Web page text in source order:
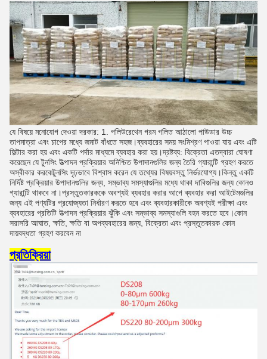
যে বিষয়ে মনোযোগ দেওয়া দরকার: 1. পলিউরেথেন গরম গলিত আঠালো পাউডার উচ্চ
তাপমাত্রা এবং চাপের মধ্যে জমাট বাঁধতে সহজ।ব্যবহারের সময় সংমিশ্রণ পাওয়া যায় এবং এটি
ফিল্টার করা হয় এবং একটি পর্দার মাধ্যমে ব্যবহার করা হয়।দ্রষ্টব্য: বিক্রেতা এতদ্বারা ঘোষণা
করেছেন যে টুনসিং উত্পাদন প্রক্রিয়ার অনিশ্চিত উপাদানগুলির জন্য তৈরি গ্যারান্টি গ্রহণ করতে
অস্বীকার করবে৷টুনসিং দৃঢ়ভাবে বিশ্বাস করেন যে তথ্যের বিষয়বস্তু নির্ভরযোগ্য।কিন্তু একটি
নির্দিষ্ট প্রক্রিয়ার উপাদানগুলির জন্য, সম্ভাব্য সমস্যাগুলির মধ্যে থাকা দাবিগুলির জন্য কোনও
গ্যারান্টি থাকবে না।প্রস্তুতকারককে অবশ্যই ব্যবহার করার আগে ব্যবহার করা আইটেমগুলির
জন্য এই পণ্যটির প্রযোজ্যতা নির্ধারণ করতে হবে এবং ব্যবহারকারীকে অবশ্যই পরীক্ষা এবং
ব্যবহারের প্রতিটি উত্পাদন প্রক্রিয়ার ঝুঁকি এবং সম্ভাব্য সমস্যাগুলি বহন করতে হবে।কোন
সরাসরি আঘাত, ক্ষতি, ক্ষতি বা অপব্যবহারের জন্য, বিক্রেতা এবং প্রস্তুতকারক কোন
দায়বদ্ধতা গ্রহণ করবেন না
প্রতিক্রিয়া